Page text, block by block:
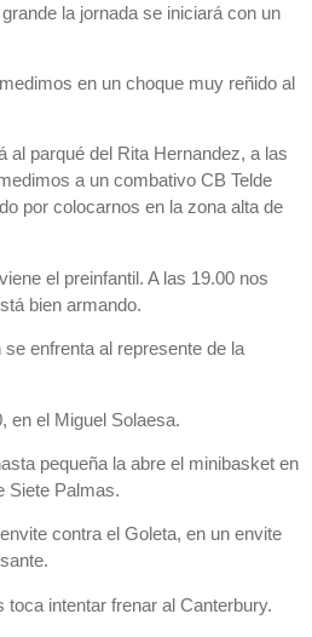
la jornada se iniciará con un
en un choque muy reñido al
al parqué del Rita Hernandez, a las
a un combativo CB Telde
por colocarnos en la zona alta de
el preinfantil. A las 19.00 nos
bien armando.
enfrenta al represente de la
en el Miguel Solaesa.
pequeña la abre el minibasket en
Siete Palmas.
contra el Goleta, en un envite
toca intentar frenar al Canterbury.